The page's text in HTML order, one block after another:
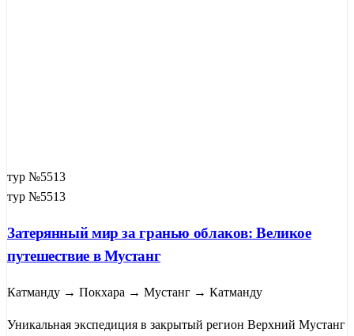
тур №5513
тур №5513
Затерянный мир за гранью облаков: Великое
путешествие в Мустанг
Катманду → Покхара → Мустанг → Катманду
Уникальная экспедиция в закрытый регион Верхний Мустанг